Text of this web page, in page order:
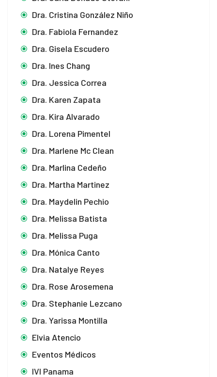
Dra. Cristina González Niño
Dra. Fabiola Fernandez
Dra. Gisela Escudero
Dra. Ines Chang
Dra. Jessica Correa
Dra. Karen Zapata
Dra. Kira Alvarado
Dra. Lorena Pimentel
Dra. Marlene Mc Clean
Dra. Marlina Cedeño
Dra. Martha Martinez
Dra. Maydelin Pechio
Dra. Melissa Batista
Dra. Melissa Puga
Dra. Mónica Canto
Dra. Natalye Reyes
Dra. Rose Arosemena
Dra. Stephanie Lezcano
Dra. Yarissa Montilla
Elvia Atencio
Eventos Médicos
IVI Panama